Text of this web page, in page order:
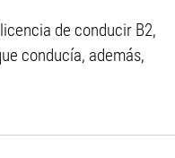
de conducir B2,
conducía, además,